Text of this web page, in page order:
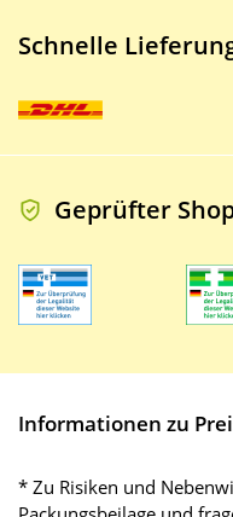
Schnelle
Geprüfter
Informationen zu
* Zu Risiken und